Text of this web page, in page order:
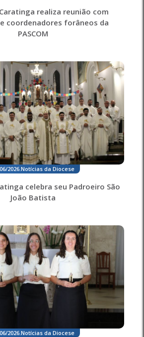
realiza reunião com
coordenadores forâneos da
PASCOM
2026. Notícias da Diocese
celebra seu Padroeiro São
João Batista
2026. Notícias da Diocese